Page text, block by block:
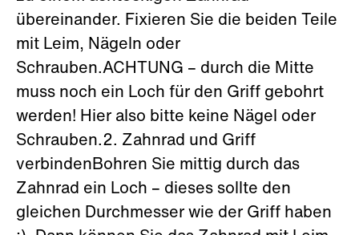
übereinander. Fixieren Sie die beiden Teile
mit Leim, Nägeln oder
Schrauben.ACHTUNG – durch die Mitte
muss noch ein Loch für den Griff gebohrt
werden! Hier also bitte keine Nägel oder
Schrauben.2. Zahnrad und Griff
verbindenBohren Sie mittig durch das
Zahnrad ein Loch – dieses sollte den
gleichen Durchmesser wie der Griff haben